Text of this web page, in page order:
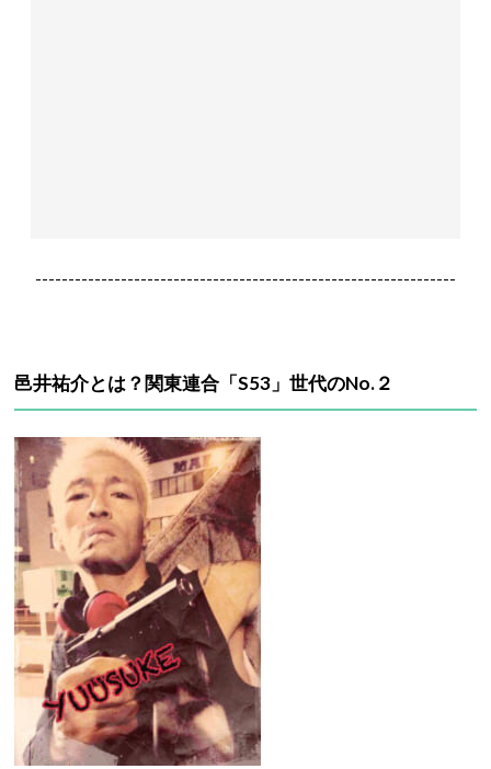
----------------------------------------------------------------
邑井祐介とは？関東連合「S53」世代のNo.２